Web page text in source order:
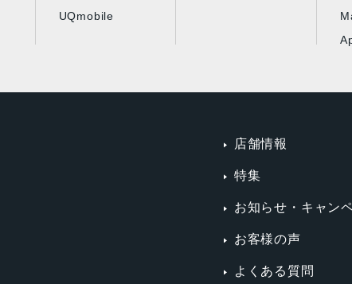
UQmobile
店舗情報
特集
お知らせ・キャン
お客様の声
よくある質問